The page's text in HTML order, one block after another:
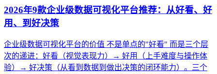
2026年9款企业级数据可视化平台推荐：从好看、好
用、到好决策
企业级数据可视化平台的价值 不是单点的"好看" 而是三个层
次的递进：好看（视觉表现力）→ 好用（上手难度与操作体
验）→ 好决策（从看到数据到做出决策的闭环能力）。三个